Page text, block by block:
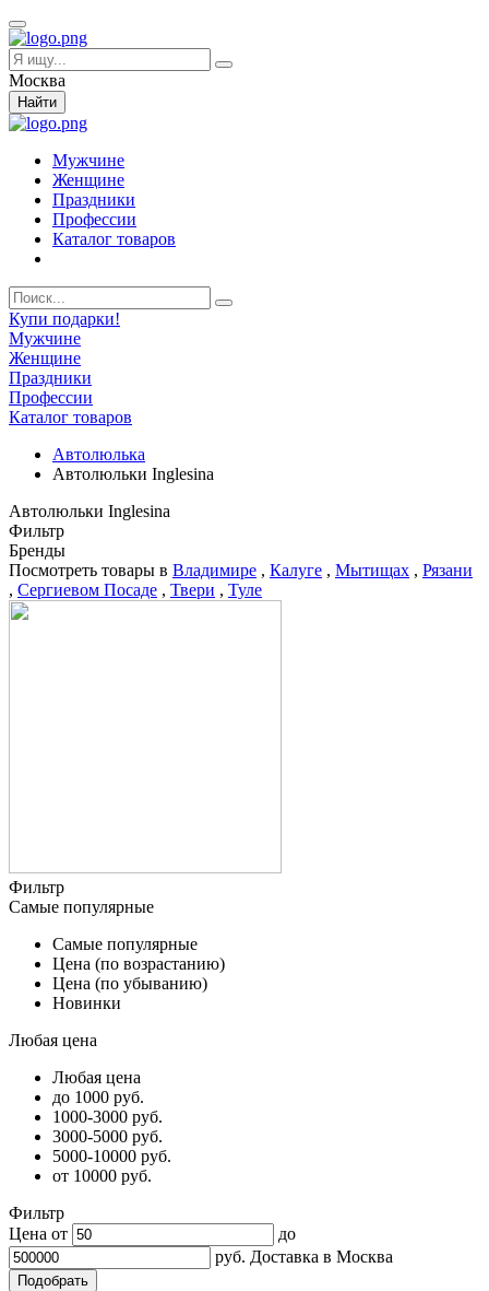
Москва
Найти
Мужчине
Женщине
Праздники
Профессии
Каталог товаров
Купи подарки!
Мужчине
Женщине
Праздники
Профессии
Каталог товаров
Автолюлька
Автолюльки Inglesina
Автолюльки Inglesina
Фильтр
Бренды
Посмотреть товары в Владимире , Калуге , Мытищах , Рязани
, Сергиевом Посаде , Твери , Туле
Фильтр
Самые популярные
Самые популярные
Цена (по возрастанию)
Цена (по убыванию)
Новинки
Любая цена
Любая цена
до 1000 руб.
1000-3000 руб.
3000-5000 руб.
5000-10000 руб.
от 10000 руб.
Фильтр
Цена от
до
руб. Доставка в Москва